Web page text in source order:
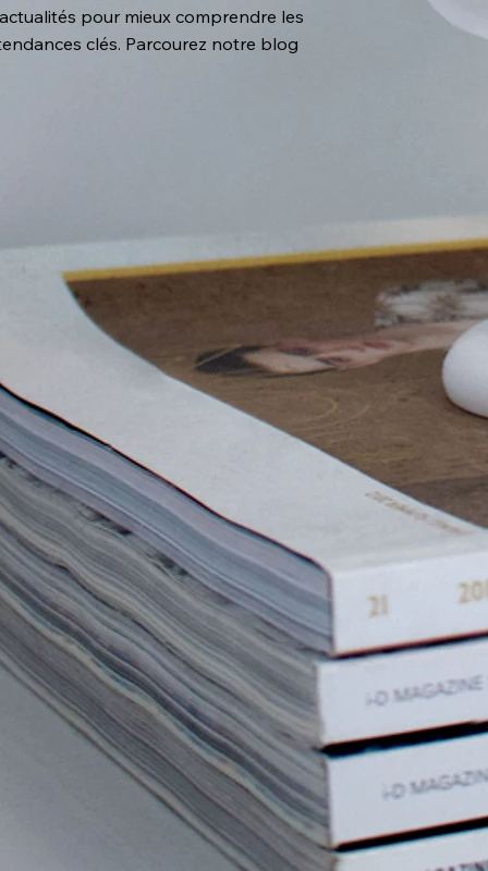
pour mieux comprendre les
clés. Parcourez notre blog